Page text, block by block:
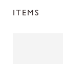
ITEMS